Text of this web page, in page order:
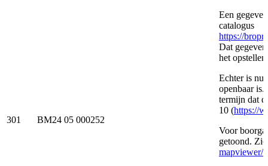
301 BM24 05 000252
Een
catalogus
https://
Dat
het
Echter is nu
openbaar
termijn dat
10 (https://
Voor
getoond.
mapviewer/